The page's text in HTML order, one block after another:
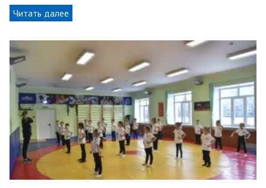
Читать далее